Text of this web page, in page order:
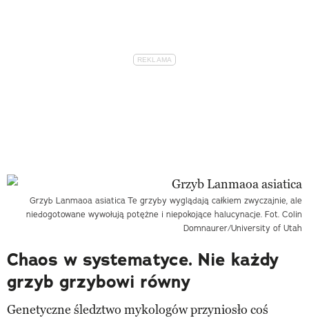
Grzyb Lanmaoa asiatica Te grzyby wyglądają całkiem zwyczajnie, ale
niedogotowane wywołują potężne i niepokojące halucynacje. Fot. Colin
Domnaurer/University of Utah
Chaos w systematyce. Nie każdy
grzyb grzybowi równy
Genetyczne śledztwo mykologów przyniosło coś